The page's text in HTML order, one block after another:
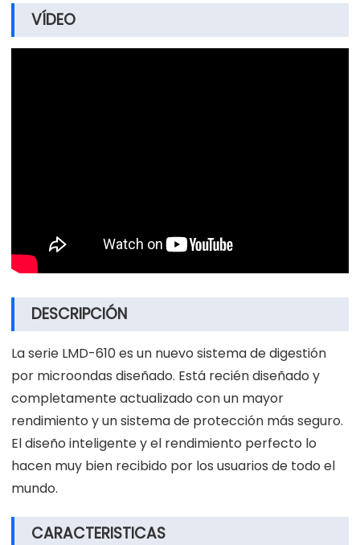
VÍDEO
DESCRIPCIÓN
La serie LMD-610 es un nuevo sistema de digestión
por microondas diseñado. Está recién diseñado y
completamente actualizado con un mayor
rendimiento y un sistema de protección más seguro.
El diseño inteligente y el rendimiento perfecto lo
hacen muy bien recibido por los usuarios de todo el
mundo.
CARACTERISTICAS